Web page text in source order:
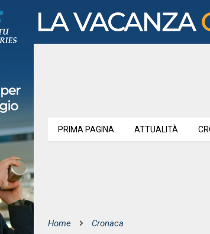
PRIMA PAGINA ATTUALITÀ
Home Cronaca